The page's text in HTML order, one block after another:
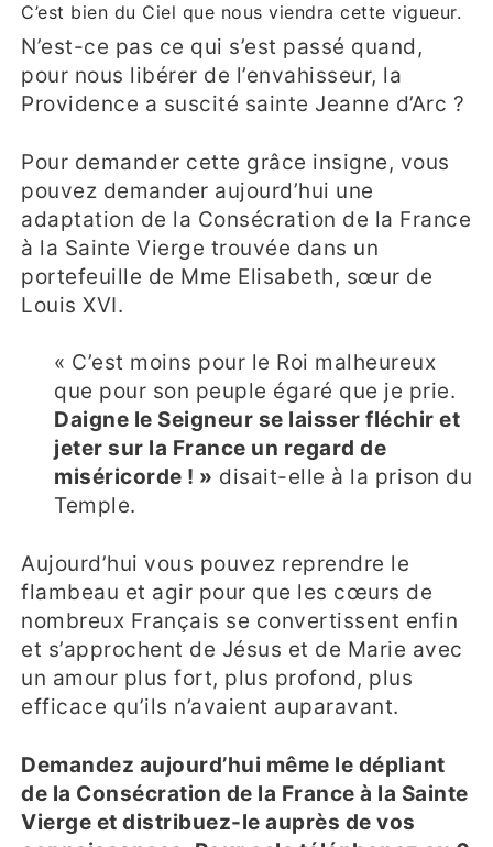
C’est bien du Ciel que nous viendra cette vigueur.
N’est-ce pas ce qui s’est passé quand,
pour nous libérer de l’envahisseur, la
Providence a suscité sainte Jeanne d’Arc ?
Pour demander cette grâce insigne, vous
pouvez demander aujourd’hui une
adaptation de la Consécration de la France
à la Sainte Vierge trouvée dans un
portefeuille de Mme Elisabeth, sœur de
Louis XVI.
« C’est moins pour le Roi malheureux
que pour son peuple égaré que je prie.
Daigne le Seigneur se laisser fléchir et
jeter sur la France un regard de
miséricorde ! » disait-elle à la prison du
Temple.
Aujourd’hui vous pouvez reprendre le
flambeau et agir pour que les cœurs de
nombreux Français se convertissent enfin
et s’approchent de Jésus et de Marie avec
un amour plus fort, plus profond, plus
efficace qu’ils n’avaient auparavant.
Demandez aujourd’hui même le dépliant
de la Consécration de la France à la Sainte
Vierge et distribuez-le auprès de vos